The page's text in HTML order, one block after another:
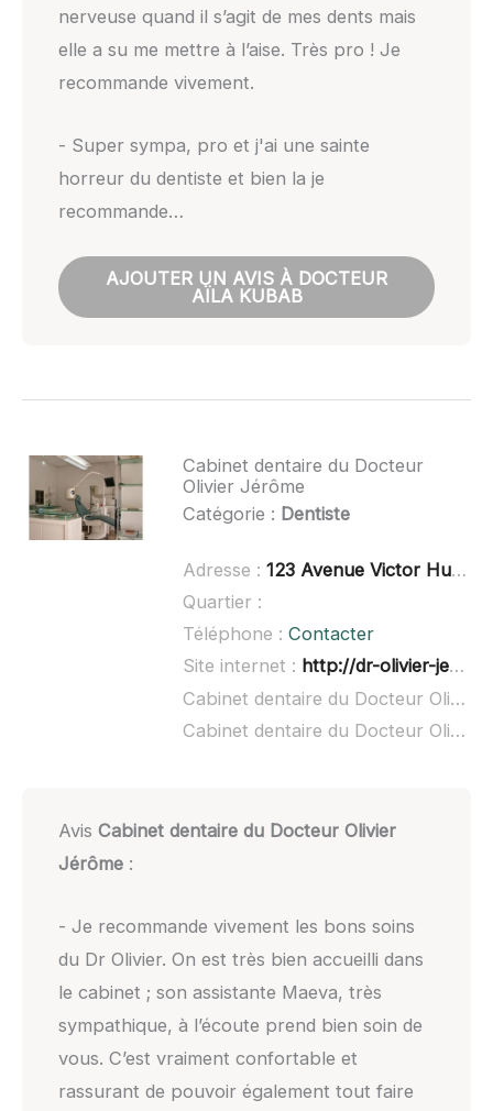
nerveuse quand il s’agit de mes dents mais
elle a su me mettre à l’aise. Très pro ! Je
recommande vivement.
- Super sympa, pro et j'ai une sainte
horreur du dentiste et bien la je
recommande…
AJOUTER UN AVIS À DOCTEUR
AÏLA KUBAB
Cabinet dentaire du Docteur
Olivier Jérôme
Catégorie : Dentiste
Adresse : 123 Avenue Victor Hugo, 34400 Lunel
Quartier :
Téléphone : Contacter
Site internet : http://dr-olivier-jerome.chirurgiens-dentistes.fr/
Cabinet dentaire du Docteur Olivier Jérôme à domicile :
Cabinet dentaire du Docteur Olivier Jérôme ouvert dimanche :
Avis Cabinet dentaire du Docteur Olivier
Jérôme:
- Je recommande vivement les bons soins
du Dr Olivier. On est très bien accueilli dans
le cabinet ; son assistante Maeva, très
sympathique, à l’écoute prend bien soin de
vous. C’est vraiment confortable et
rassurant de pouvoir également tout faire